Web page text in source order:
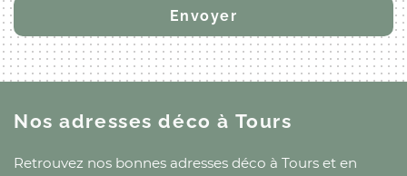
Nos adresses décoà Tours
Retrouvez nos bonnes adresses déco à Tours et en